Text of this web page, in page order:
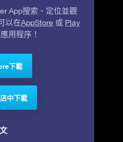
App搜索、定位並觀
以在AppStore 或 Play
用程序！
下載
中下載